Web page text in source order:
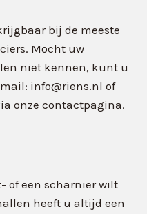
bij de meeste
Mocht uw
niet kennen, kunt u
info@riens.nl of
onze contactpagina.
of een scharnier wilt
heeft u altijd een